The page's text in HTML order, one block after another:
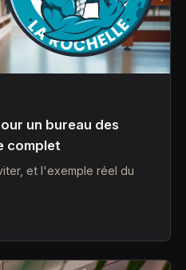
un bureau des
complet
et l'exemple réel du